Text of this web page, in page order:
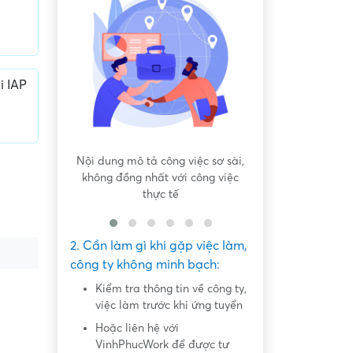
IAP
Nội dung mô tả công việc sơ sài,
không đồng nhất với công việc
thực tế
2. Cần làm gì khi gặp việc làm,
công ty không minh bạch:
Kiểm tra thông tin về công ty,
việc làm trước khi ứng tuyển
Hoặc liên hệ với
VinhPhucWork để được tư